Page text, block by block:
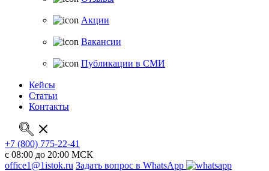
Акции
Вакансии
Публикации в СМИ
Кейсы
Статьи
Контакты
+7 (800) 775-22-41
с 08:00 до 20:00 МСК
office1@1istok.ru Задать вопрос в WhatsApp